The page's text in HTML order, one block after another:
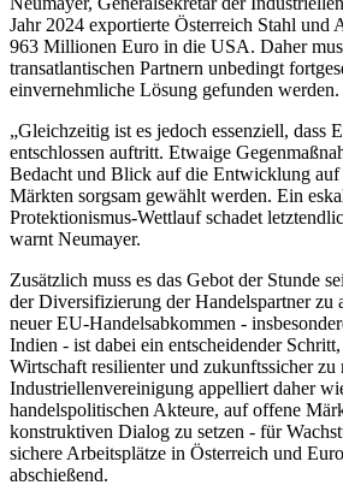
Jahr 2024 exportierte Österreich Stahl und
963 Millionen Euro in die USA. Daher
transatlantischen Partnern unbedingt
einvernehmliche Lösung gefunden werden.
„Gleichzeitig ist es jedoch essenziell, dass
entschlossen auftritt. Etwaige
Bedacht und Blick auf die Entwicklung auf
Märkten sorgsam gewählt werden. Ein
Protektionismus-Wettlauf schadet
warnt Neumayer.
Zusätzlich muss es das Gebot der Stunde
der Diversifizierung der Handelspartner zu
neuer EU-Handelsabkommen -
Indien - ist dabei ein entscheidender
Wirtschaft resilienter und zukunftssicher zu
Industriellenvereinigung appelliert daher
handelspolitischen Akteure, auf offene
konstruktiven Dialog zu setzen - für
sichere Arbeitsplätze in Österreich und
abschießend.